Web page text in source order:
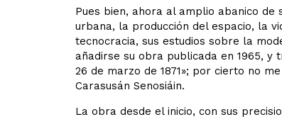
Pues bien, ahora al amplio abanico
urbana, la producción del espacio, la
tecnocracia, sus estudios sobre la
añadirse su obra publicada en 1965,
26 de marzo de 1871»; por cierto no
Carasusán Senosiáin.
La obra desde el inicio, con sus